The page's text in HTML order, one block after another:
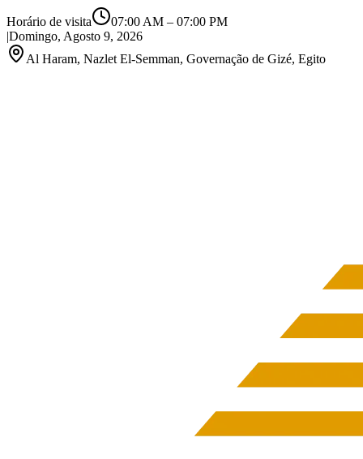
Horário de visita 07:00 AM – 07:00 PM
|Domingo, Agosto 9, 2026
Al Haram, Nazlet El-Semman, Governação de Gizé, Egito